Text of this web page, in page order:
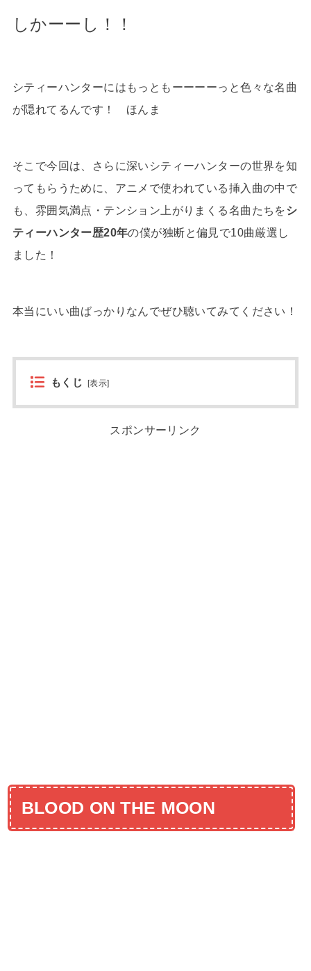
しかーーし！！
シティーハンターにはもっともーーーーっと色々な名曲
が隠れてるんです！ ほんま
そこで今回は、さらに深いシティーハンターの世界を知
ってもらうために、アニメで使われている挿入曲の中で
も、雰囲気満点・テンション上がりまくる名曲たちをシ
ティーハンター歴20年の僕が独断と偏見で10曲厳選し
ました！
本当にいい曲ばっかりなんでぜひ聴いてみてください！
もくじ [表示]
スポンサーリンク
BLOOD ON THE MOON